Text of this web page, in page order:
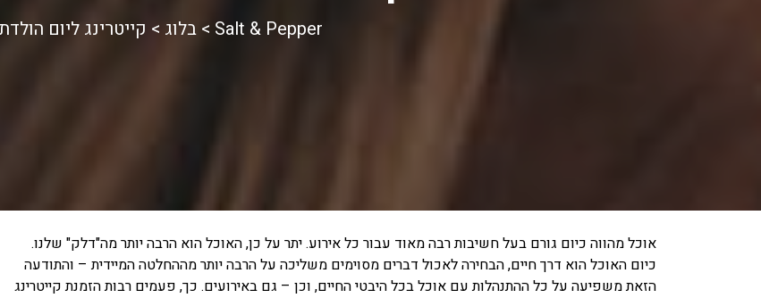
Salt & Pepper
>בלוג > קייטרינג ליום
אוכל מהווה כיום גורם בעל חשיבות רבה מאוד עבור כל אירוע. יתר על כן, האוכל הוא הרבה יותר מה"דלק" שלנו.
כיום האוכל הוא דרך חיים, הבחירה לאכול דברים מסוימים משליכה על הרבה יותר מההחלטה המיידית – והתודעה
הזאת משפיעה על כל ההתנהלות עם אוכל בכל היבטי החיים, וכן – גם באירועים. כך, פעמים רבות הזמנת קייטרינג